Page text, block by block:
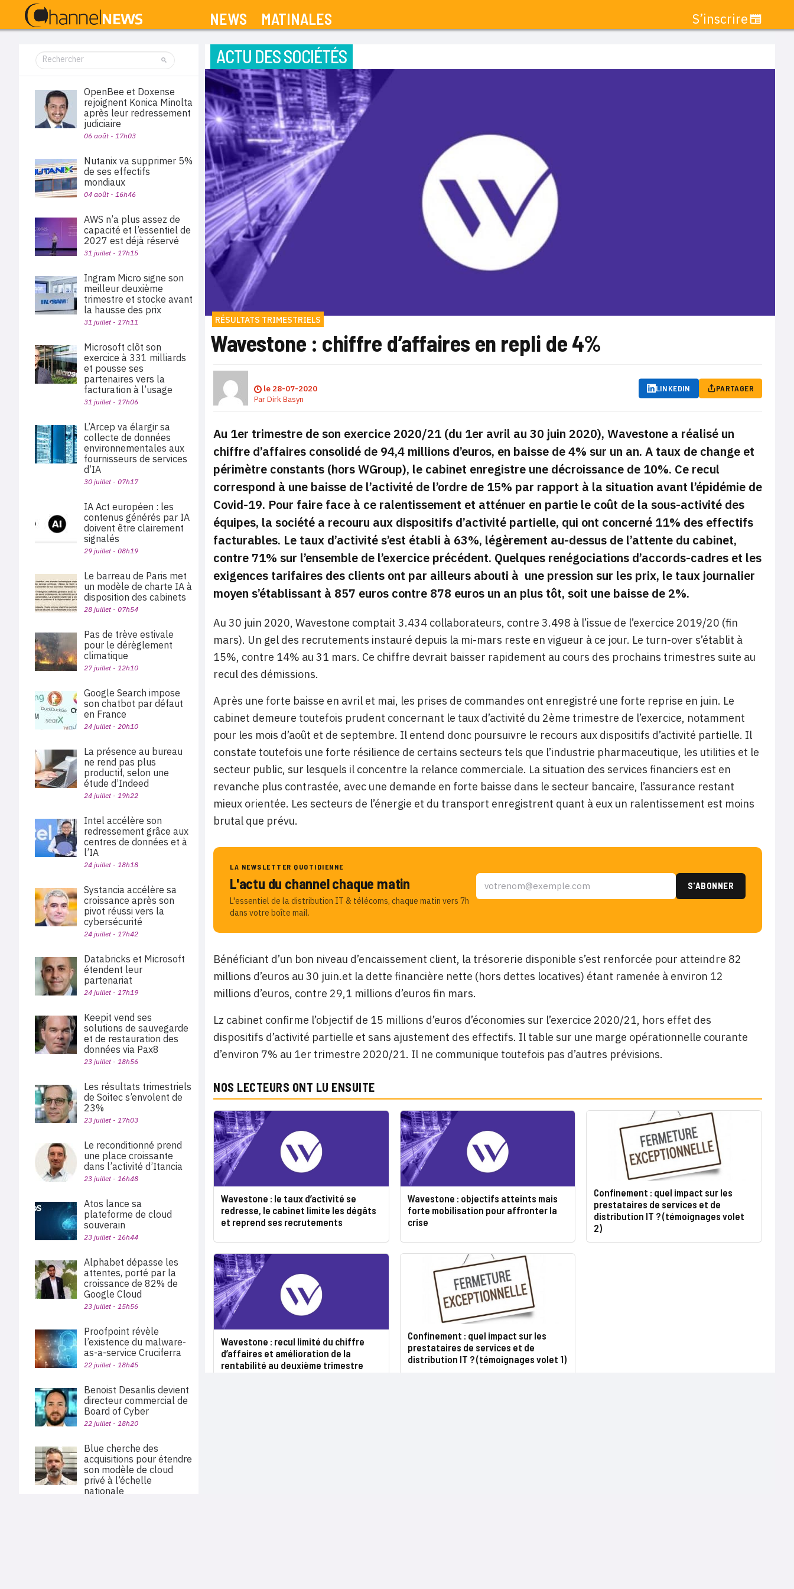
NEWS MATINALES S’inscrire
ACTU DES SOCIÉTÉS
RÉSULTATS TRIMESTRIELS
Wavestone : chiffre d’affaires en repli de 4%
le 28-07-2020
ParDirk Basyn
LINKEDIN PARTAGER
Au 1er trimestre de son exercice 2020/21 (du 1er avril au 30 juin 2020), Wavestone a réalisé un
chiffre d’affaires consolidé de 94,4 millions d’euros, en baisse de 4% sur un an. A taux de change et
périmètre constants (hors WGroup), le cabinet enregistre une décroissance de 10%. Ce recul
correspond à une baisse de l’activité de l’ordre de 15% par rapport à la situation avant l’épidémie de
Covid-19. Pour faire face à ce ralentissement et atténuer en partie le coût de la sous-activité des
équipes, la société a recouru aux dispositifs d’activité partielle, qui ont concerné 11% des effectifs
facturables. Le taux d’activité s’est établi à 63%, légèrement au-dessus de l’attente du cabinet,
contre 71% sur l’ensemble de l’exercice précédent. Quelques renégociations d’accords-cadres et les
exigences tarifaires des clients ont par ailleurs abouti à une pression sur les prix, le taux journalier
moyen s’établissant à 857 euros contre 878 euros un an plus tôt, soit une baisse de 2%.
Au 30 juin 2020, Wavestone comptait 3.434 collaborateurs, contre 3.498 à l’issue de l’exercice 2019/20 (fin
mars). Un gel des recrutements instauré depuis la mi-mars reste en vigueur à ce jour. Le turn-over s’établit à
15%, contre 14% au 31 mars. Ce chiffre devrait baisser rapidement au cours des prochains trimestres suite au
recul des démissions.
Après une forte baisse en avril et mai, les prises de commandes ont enregistré une forte reprise en juin. Le
cabinet demeure toutefois prudent concernant le taux d’activité du 2ème trimestre de l’exercice, notamment
pour les mois d’août et de septembre. Il entend donc poursuivre le recours aux dispositifs d’activité partielle. Il
constate toutefois une forte résilience de certains secteurs tels que l’industrie pharmaceutique, les utilities et le
secteur public, sur lesquels il concentre la relance commerciale. La situation des services financiers est en
revanche plus contrastée, avec une demande en forte baisse dans le secteur bancaire, l’assurance restant
mieux orientée. Les secteurs de l’énergie et du transport enregistrent quant à eux un ralentissement est moins
brutal que prévu.
LA NEWSLETTER QUOTIDIENNE
L'actu du channel chaque matin
L'essentiel de la distribution IT & télécoms, chaque matin vers 7h
dans votre boîte mail.
Bénéficiant d’un bon niveau d’encaissement client, la trésorerie disponible s’est renforcée pour atteindre 82
millions d’euros au 30 juin.et la dette financière nette (hors dettes locatives) étant ramenée à environ 12
millions d’euros, contre 29,1 millions d’euros fin mars.
Lz cabinet confirme l’objectif de 15 millions d’euros d’économies sur l’exercice 2020/21, hors effet des
dispositifs d’activité partielle et sans ajustement des effectifs. Il table sur une marge opérationnelle courante
d’environ 7% au 1er trimestre 2020/21. Il ne communique toutefois pas d’autres prévisions.
NOS LECTEURS ONT LU ENSUITE
Wavestone : le taux d’activité se
redresse, le cabinet limite les dégâts
et reprend ses recrutements
Wavestone : objectifs atteints mais
forte mobilisation pour affronter la
crise
Confinement : quel impact sur les
prestataires de services et de
distribution IT ? (témoignages volet
2)
Wavestone : recul limité du chiffre
d’affaires et amélioration de la
rentabilité au deuxième trimestre
Confinement : quel impact sur les
prestataires de services et de
distribution IT ? (témoignages volet 1)
OpenBee et Doxense
rejoignent Konica Minolta
après leur redressement
judiciaire
06 août - 17h03
Nutanix va supprimer 5%
de ses effectifs
mondiaux
04 août - 16h46
AWS n’a plus assez de
capacité et l’essentiel de
2027 est déjà réservé
31 juillet - 17h15
Ingram Micro signe son
meilleur deuxième
trimestre et stocke avant
la hausse des prix
31 juillet - 17h11
Microsoft clôt son
exercice à 331 milliards
et pousse ses
partenaires vers la
facturation à l’usage
31 juillet - 17h06
L’Arcep va élargir sa
collecte de données
environnementales aux
fournisseurs de services
d’IA
30 juillet - 07h17
IA Act européen : les
contenus générés par IA
doivent être clairement
signalés
29 juillet - 08h19
Le barreau de Paris met
un modèle de charte IA à
disposition des cabinets
28 juillet - 07h54
Pas de trève estivale
pour le dérèglement
climatique
27 juillet - 12h10
Google Search impose
son chatbot par défaut
en France
24 juillet - 20h10
La présence au bureau
ne rend pas plus
productif, selon une
étude d’Indeed
24 juillet - 19h22
Intel accélère son
redressement grâce aux
centres de données et à
l’IA
24 juillet - 18h18
Systancia accélère sa
croissance après son
pivot réussi vers la
cybersécurité
24 juillet - 17h42
Databricks et Microsoft
étendent leur
partenariat
24 juillet - 17h19
Keepit vend ses
solutions de sauvegarde
et de restauration des
données via Pax8
23 juillet - 18h56
Les résultats trimestriels
de Soitec s’envolent de
23%
23 juillet - 17h03
Le reconditionné prend
une place croissante
dans l’activité d’Itancia
23 juillet - 16h48
Atos lance sa
plateforme de cloud
souverain
23 juillet - 16h44
Alphabet dépasse les
attentes, porté par la
croissance de 82% de
Google Cloud
23 juillet - 15h56
Proofpoint révèle
l’existence du malware-
as-a-service Cruciferra
22 juillet - 18h45
Benoist Desanlis devient
directeur commercial de
Board of Cyber
22 juillet - 18h20
Blue cherche des
acquisitions pour étendre
son modèle de cloud
privé à l’échelle
nationale